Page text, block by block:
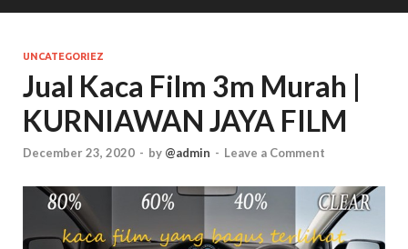
UNCATEGORIEZ
Jual Kaca Film 3m Murah |
KURNIAWAN JAYA FILM
December 23, 2020 - by @admin - Leave a Comment